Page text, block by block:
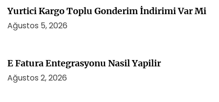
Yurtici Kargo Toplu Gonderim İndirimi Var Mi
Ağustos 5, 2026
E Fatura Entegrasyonu Nasil Yapilir
Ağustos 2, 2026